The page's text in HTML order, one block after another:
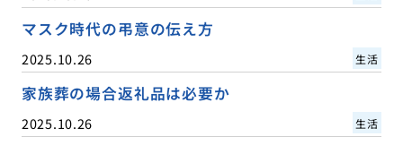
マスク時代の弔意の伝え方
2025.10.26 生活
家族葬の場合返礼品は必要か
2025.10.26 生活